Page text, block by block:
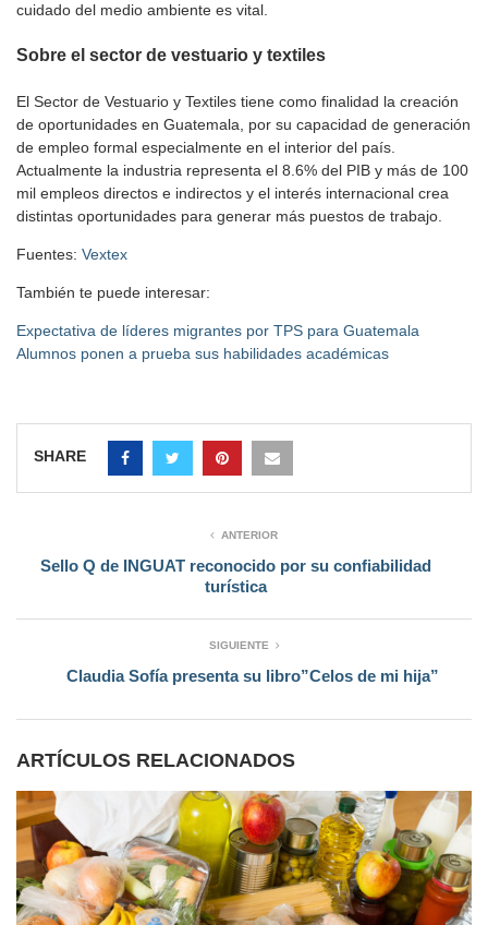
cuidado del medio ambiente es vital.
Sobre el sector de vestuario y textiles
El Sector de Vestuario y Textiles tiene como finalidad la creación
de oportunidades en Guatemala, por su capacidad de generación
de empleo formal especialmente en el interior del país.
Actualmente la industria representa el 8.6% del PIB y más de 100
mil empleos directos e indirectos y el interés internacional crea
distintas oportunidades para generar más puestos de trabajo.
Fuentes: Vextex
También te puede interesar:
Expectativa de líderes migrantes por TPS para Guatemala
Alumnos ponen a prueba sus habilidades académicas
SHARE
ANTERIOR
Sello Q de INGUAT reconocido por su confiabilidad
turística
SIGUIENTE
Claudia Sofía presenta su libro”Celos de mi hija”
ARTÍCULOS RELACIONADOS